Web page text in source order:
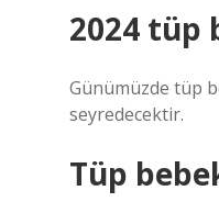
2024 tüp
Günümüzde tüp
seyredecektir.
Tüp